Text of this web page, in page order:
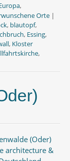
,
Orte |
, blautopf,
, Essing,
, Kloster
,